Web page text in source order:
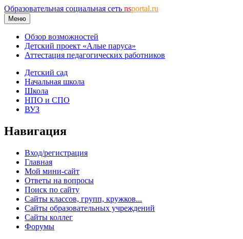
Образовательная социальная сеть nsportal.ru
Меню
Обзор возможностей
Детский проект «Алые паруса»
Аттестация педагогических работников
Детский сад
Начальная школа
Школа
НПО и СПО
ВУЗ
Навигация
Вход/регистрация
Главная
Мой мини-сайт
Ответы на вопросы
Поиск по сайту
Сайты классов, групп, кружков...
Сайты образовательных учреждений
Сайты коллег
Форумы